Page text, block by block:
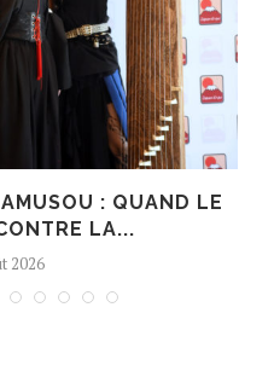
: QUAND LE
LA...
2026